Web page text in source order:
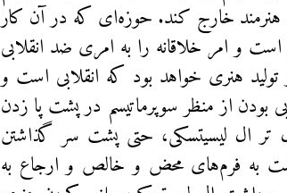
هنرمند خارج کند. حوزه‌ای که در آن کار
و امر خلاقانه را به امری ضد انقلابی
تولید هنری خواهد بود که انقلابی است و
از منظر سوپرماتیسم در پشت پا زدن
‌تر ال لیسیتسکی، حتی پشت سر گذاشتن
به فرم‌های محض و خالص و ارجاع به